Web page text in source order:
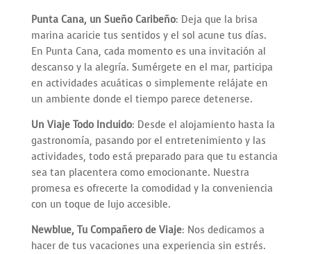
Punta Cana, un Sueño Caribeño: Deja que la brisa
marina acaricie tus sentidos y el sol acune tus días.
En Punta Cana, cada momento es una invitación al
descanso y la alegría. Sumérgete en el mar, participa
en actividades acuáticas o simplemente relájate en
un ambiente donde el tiempo parece detenerse.
Un Viaje Todo Incluido: Desde el alojamiento hasta la
gastronomía, pasando por el entretenimiento y las
actividades, todo está preparado para que tu estancia
sea tan placentera como emocionante. Nuestra
promesa es ofrecerte la comodidad y la conveniencia
con un toque de lujo accesible.
Newblue, Tu Compañero de Viaje: Nos dedicamos a
hacer de tus vacaciones una experiencia sin estrés.